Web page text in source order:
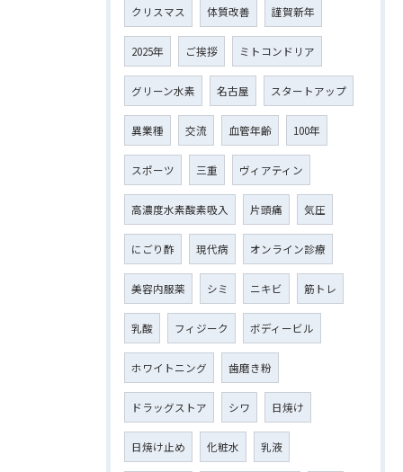
クリスマス 体質改善 謹賀新年
2025年 ご挨拶 ミトコンドリア
グリーン水素 名古屋 スタートアップ
異業種 交流 血管年齢 100年
スポーツ 三重 ヴィアティン
高濃度水素酸素吸入 片頭痛 気圧
にごり酢 現代病 オンライン診療
美容内服薬 シミ ニキビ 筋トレ
乳酸 フィジーク ボディービル
ホワイトニング 歯磨き粉
ドラッグストア シワ 日焼け
日焼け止め 化粧水 乳液